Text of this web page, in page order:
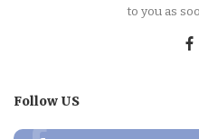
to you as
Follow US